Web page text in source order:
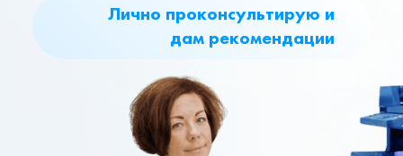
Лично проконсультирую и
дам рекомендации